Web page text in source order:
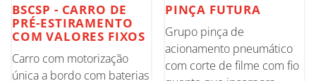
BSCSP - CARRO DE
PRÉ-ESTIRAMENTO
COM VALORES FIXOS
Carro com motorização
única a bordo com baterias
PINÇA FUTURA
Grupo pinça de
acionamento pneumático
com corte de filme com fio